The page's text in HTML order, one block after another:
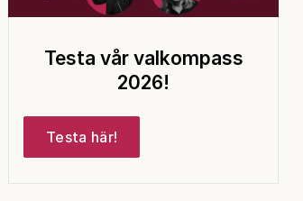
Testa vår valkompass
2026!
Testa här!